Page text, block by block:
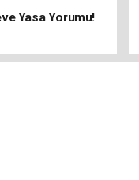
Yasa Yorumu!